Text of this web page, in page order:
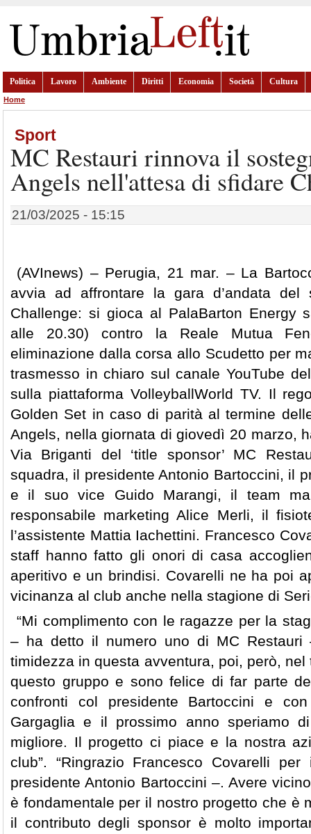
Politica Lavoro Ambiente Diritti Economia Società Cultura
Home
Sport
MC Restauri rinnova il
Angels nell'attesa di sfidare
21/03/2025 - 15:15
(AVInews) – Perugia, 21 mar. – La
avvia ad affrontare la gara d’andata del
Challenge: si gioca al PalaBarton Energy
alle 20.30) contro la Reale Mutua
eliminazione dalla corsa allo Scudetto per
trasmesso in chiaro sul canale YouTube
sulla piattaforma VolleyballWorld TV. Il
Golden Set in caso di parità al termine
Angels, nella giornata di giovedì 20 marzo,
Via Briganti del ‘title sponsor’ MC
squadra, il presidente Antonio Bartoccini, il
e il suo vice Guido Marangi, il team
responsabile marketing Alice Merli, il
l’assistente Mattia Iachettini. Francesco
staff hanno fatto gli onori di casa
aperitivo e un brindisi. Covarelli ne ha poi
vicinanza al club anche nella stagione di
“Mi complimento con le ragazze per la
– ha detto il numero uno di MC Restauri
timidezza in questa avventura, poi, però,
questo gruppo e sono felice di far parte
confronti col presidente Bartoccini e
Gargaglia e il prossimo anno speriamo
migliore. Il progetto ci piace e la nostra
club”. “Ringrazio Francesco Covarelli
presidente Antonio Bartoccini –. Avere
è fondamentale per il nostro progetto che è
il contributo degli sponsor è molto